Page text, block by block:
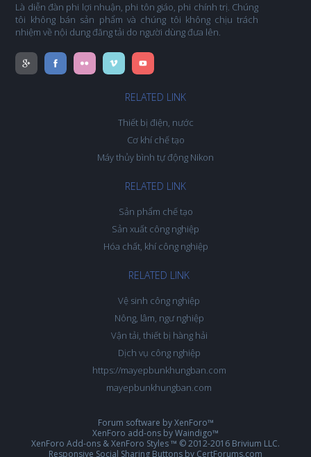
Là diễn đàn phi lợi nhuận, phi tôn giáo, phi chính trị. Chúng
tôi không bán sản phẩm và chúng tôi không chịu trách
nhiệm về nội dung đăng tải do người dùng đưa lên.
RELATED LINK
Thiết bị điện, nước
Cơ khí chế tạo
Máy thủy bình tự động Nikon
RELATED LINK
Sản phẩm chế tạo
Sản xuất công nghiệp
Hóa chất, khí công nghiệp
RELATED LINK
Vệ sinh công nghiệp
Nông, lâm, ngư nghiệp
Vận tải, thiết bị hàng hải
Dịch vụ công nghiệp
https://mayepbunkhungban.com
mayepbunkhungban.com
Forum software by XenForo™
XenForo add-ons by Waindigo™
XenForo Add-ons &XenForo Styles™ © 2012-2016 Brivium LLC.
Responsive Social Sharing Buttons by CertForums.com